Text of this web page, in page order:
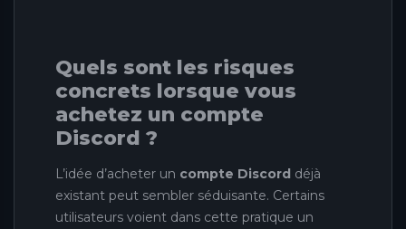
Quels sont les risques
concrets lorsque vous
achetez un compte
Discord ?
L’idée d’acheter un compte Discord déjà
existant peut sembler séduisante. Certains
utilisateurs voient dans cette pratique un